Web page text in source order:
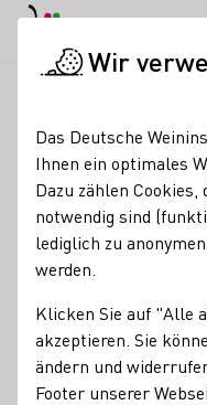
Name des
Beschreibungen
Degustation
Verkosten, Probieren
Synonyme: Verkostung,
Wir
Das Deutsche
Ihnen ein optimales
Dazu zählen
notwendig sind
lediglich zu
werden.
Klicken Sie auf "Alle
akzeptieren. Sie
ändern und
Footer unserer